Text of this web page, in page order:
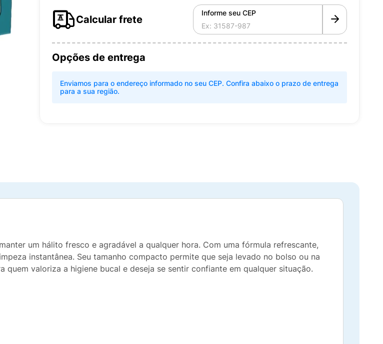
Calcular frete
Informe seu CEP
Opções de entrega
Enviamos para o endereço informado no seu CEP. Confira abaixo o prazo de entrega
para a sua região.
um hálito fresco e agradável a qualquer hora. Com uma fórmula refrescante,
instantânea. Seu tamanho compacto permite que seja levado no bolso ou na
valoriza a higiene bucal e deseja se sentir confiante em qualquer situação.